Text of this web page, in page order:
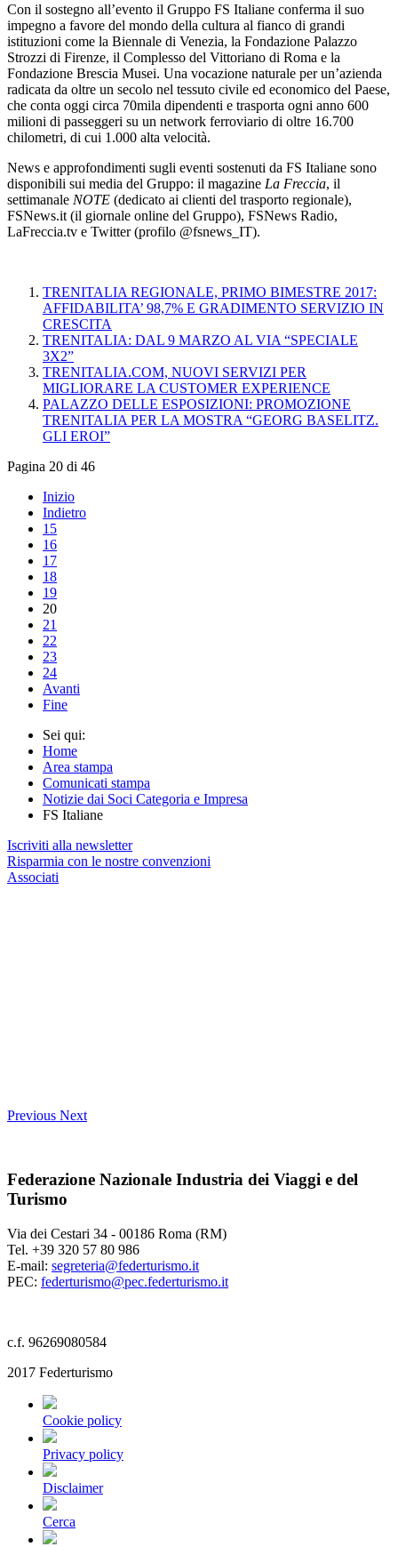
Con il sostegno all’evento il Gruppo FS Italiane conferma il suo
impegno a favore del mondo della cultura al fianco di grandi
istituzioni come la Biennale di Venezia, la Fondazione Palazzo
Strozzi di Firenze, il Complesso del Vittoriano di Roma e la
Fondazione Brescia Musei. Una vocazione naturale per un’azienda
radicata da oltre un secolo nel tessuto civile ed economico del Paese,
che conta oggi circa 70mila dipendenti e trasporta ogni anno 600
milioni di passeggeri su un network ferroviario di oltre 16.700
chilometri, di cui 1.000 alta velocità.
News e approfondimenti sugli eventi sostenuti da FS Italiane sono
disponibili sui media del Gruppo: il magazine La Freccia, il
settimanale NOTE (dedicato ai clienti del trasporto regionale),
FSNews.it (il giornale online del Gruppo), FSNews Radio,
LaFreccia.tv e Twitter (profilo @fsnews_IT).
TRENITALIA REGIONALE, PRIMO BIMESTRE 2017:
AFFIDABILITA’ 98,7% E GRADIMENTO SERVIZIO IN
CRESCITA
TRENITALIA: DAL 9 MARZO AL VIA “SPECIALE
3X2”
TRENITALIA.COM, NUOVI SERVIZI PER
MIGLIORARE LA CUSTOMER EXPERIENCE
PALAZZO DELLE ESPOSIZIONI: PROMOZIONE
TRENITALIA PER LA MOSTRA “GEORG BASELITZ.
GLI EROI”
Pagina 20 di 46
Inizio
Indietro
15
16
17
18
19
20
21
22
23
24
Avanti
Fine
Sei qui:
Home
Area stampa
Comunicati stampa
Notizie dai Soci Categoria e Impresa
FS Italiane
Iscriviti alla newsletter
Risparmia con le nostre convenzioni
Associati
Previous Next
Federazione Nazionale Industria dei Viaggi e del
Turismo
Via dei Cestari 34 - 00186 Roma (RM)
Tel. +39 320 57 80 986
E-mail: segreteria@federturismo.it
PEC: federturismo@pec.federturismo.it
c.f. 96269080584
2017 Federturismo
Cookie policy
Privacy policy
Disclaimer
Cerca